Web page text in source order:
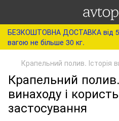
БЕЗКОШТОВНА ДОСТАВКА від 5
вагою не більше 30 кг.
Крапельний полив. Історія
Крапельний полив.
винаходу і
застосування